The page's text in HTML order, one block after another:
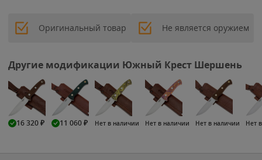
Оригинальный товар Не является оружием
Другие модификации Южный Крест Шершень
16 320₽ 11 060₽ Нет в наличии Нет в наличии Нет в наличии Нет